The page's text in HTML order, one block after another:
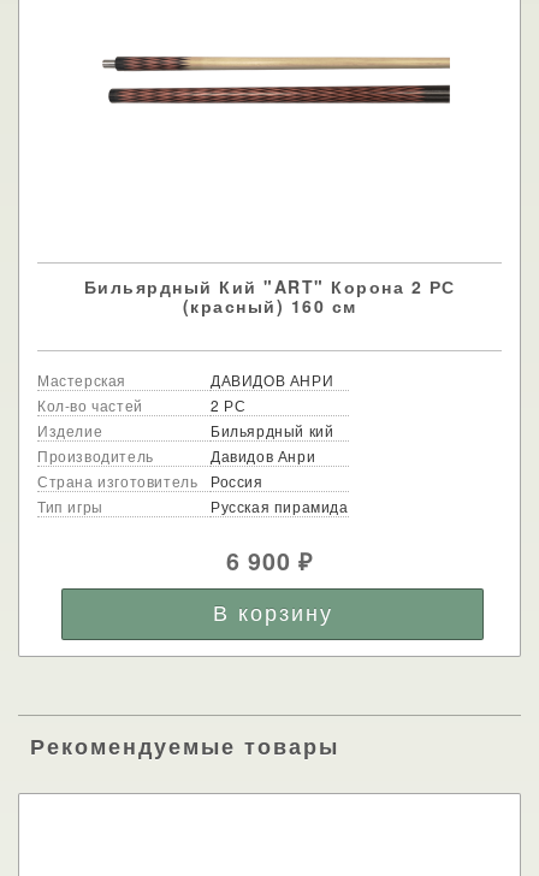
Бильярдный Кий "ART" Корона 2 РС
(красный) 160 см
Мастерская
ДАВИДОВ АНРИ
Кол-во частей
2 РС
Изделие
Бильярдный кий
Производитель
Давидов Анри
Страна изготовитель
Россия
Тип игры
Русская пирамида
6 900₽
Рекомендуемые товары